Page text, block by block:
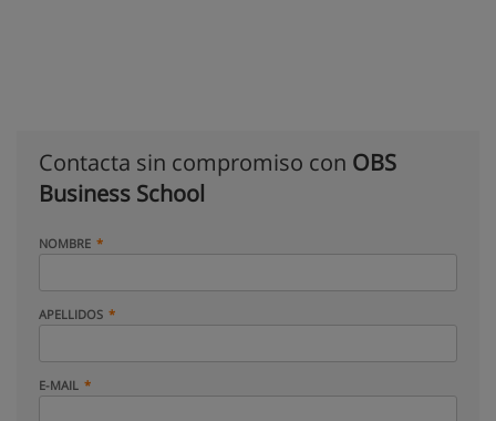
Contacta sin compromiso con OBS
Business School
NOMBRE
APELLIDOS
E-MAIL